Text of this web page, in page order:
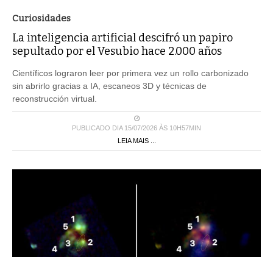
Curiosidades
La inteligencia artificial descifró un papiro
sepultado por el Vesubio hace 2.000 años
Científicos lograron leer por primera vez un rollo carbonizado
sin abrirlo gracias a IA, escaneos 3D y técnicas de
reconstrucción virtual.
PUBLICADO DIA 15/07/2026 ÀS 10H57MIN
LEIA MAIS ...